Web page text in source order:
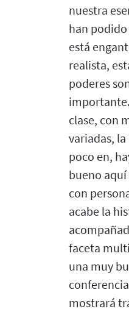
nuestra
han
está
realista,
poderes
clase, con
variadas,
poco en,
bueno
con
acabe la
faceta
una muy
mostrará